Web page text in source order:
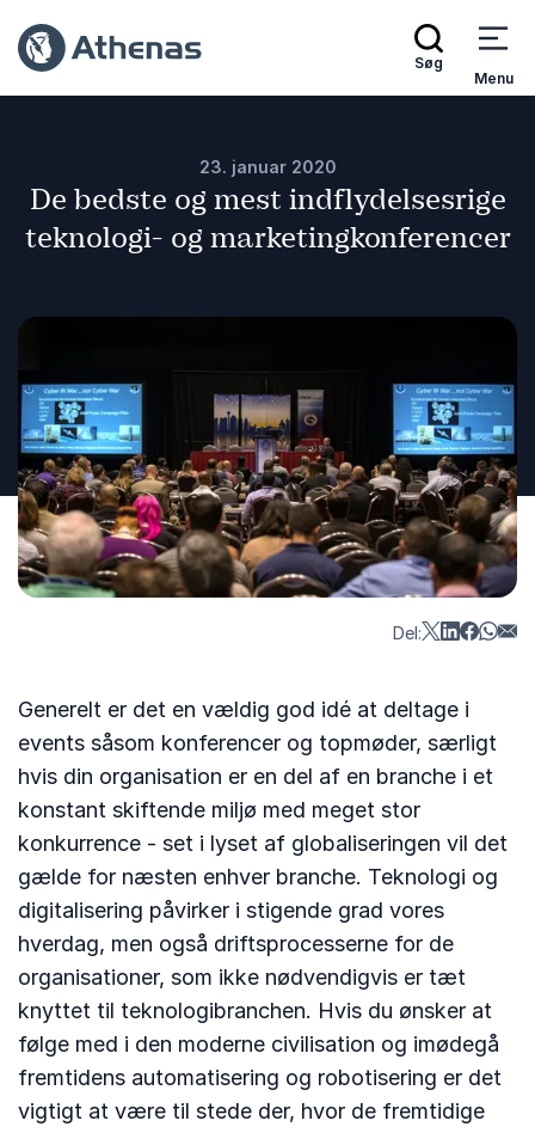
Søg
Menu
23. januar 2020
De bedste og mest indflydelsesrige
teknologi- og marketingkonferencer
Del:
Generelt er det en vældig god idé at deltage i
events såsom konferencer og topmøder, særligt
hvis din organisation er en del af en branche i et
konstant skiftende miljø med meget stor
konkurrence - set i lyset af globaliseringen vil det
gælde for næsten enhver branche. Teknologi og
digitalisering påvirker i stigende grad vores
hverdag, men også driftsprocesserne for de
organisationer, som ikke nødvendigvis er tæt
knyttet til teknologibranchen. Hvis du ønsker at
følge med i den moderne civilisation og imødegå
fremtidens automatisering og robotisering er det
vigtigt at være til stede der, hvor de fremtidige